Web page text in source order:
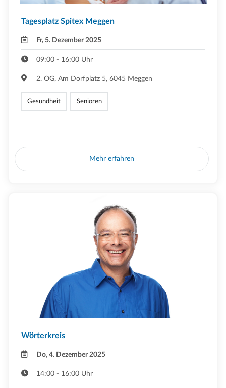
Tagesplatz Spitex Meggen
Fr, 5. Dezember 2025
09:00 - 16:00 Uhr
2. OG, Am Dorfplatz 5, 6045 Meggen
Gesundheit Senioren
Mehr erfahren
Wörterkreis
Do, 4. Dezember 2025
14:00 - 16:00 Uhr